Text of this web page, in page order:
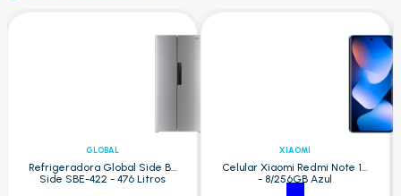
GLOBAL
Refrigeradora Global Side By
Side SBE-422 - 476 Litros
XIAOMI
Celular Xiaomi Redmi Note 15
- 8/256GB Azul